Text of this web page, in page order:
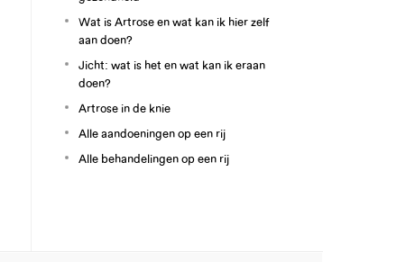
Wat is Artrose en wat kan ik hier zelf
aan doen?
Jicht: wat is het en wat kan ik eraan
doen?
Artrose in de knie
Alle aandoeningen op een rij
Alle behandelingen op een rij